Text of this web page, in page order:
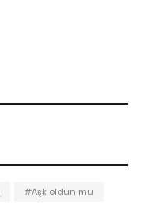
#Aşk oldun mu